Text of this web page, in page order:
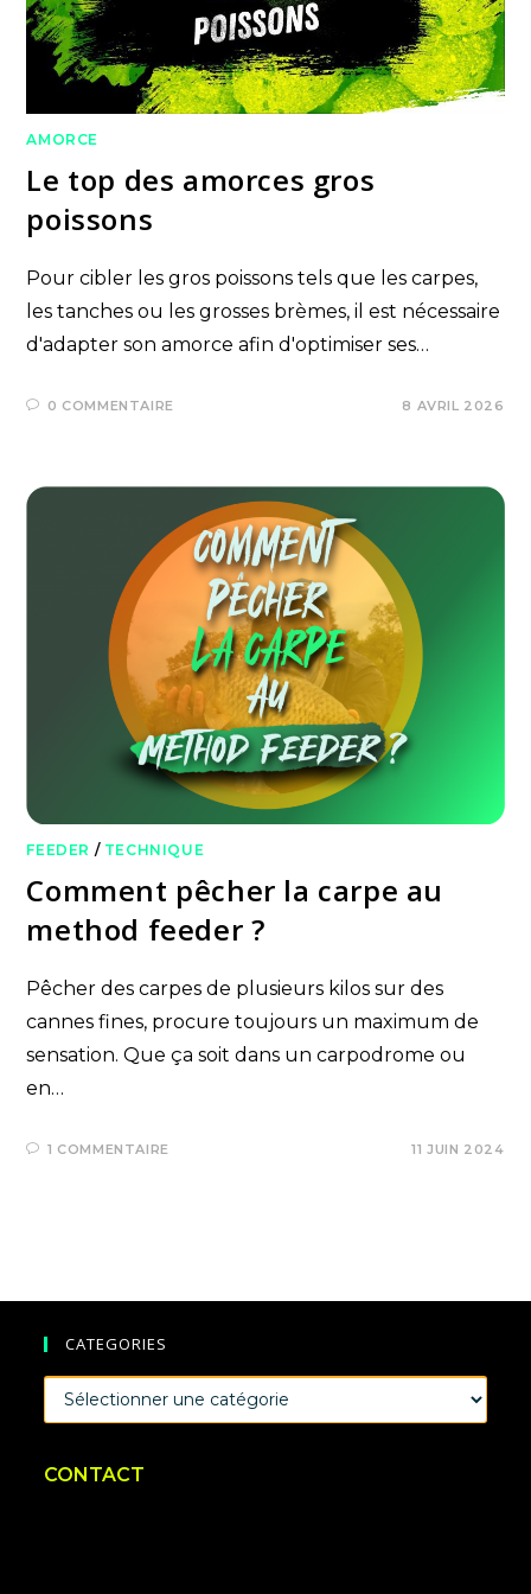
AMORCE
Le top des amorces gros
poissons
Pour cibler les gros poissons tels que les carpes,
les tanches ou les grosses brèmes, il est nécessaire
d'adapter son amorce afin d'optimiser ses…
0 COMMENTAIRE 8 AVRIL 2026
FEEDER / TECHNIQUE
Comment pêcher la carpe au
method feeder ?
Pêcher des carpes de plusieurs kilos sur des
cannes fines, procure toujours un maximum de
sensation. Que ça soit dans un carpodrome ou
en…
1 COMMENTAIRE 11 JUIN 2024
CATEGORIES
CATEGORIES
CONTACT